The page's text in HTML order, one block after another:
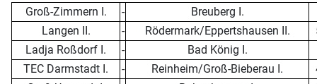
Groß-Zimmern I. -
Breuberg I.
Langen II.
- Rödermark/Eppertshausen II.
Ladja Roßdorf I.
-
Bad König I.
TEC Darmstadt I.
- Reinheim/Groß-Bieberau I.